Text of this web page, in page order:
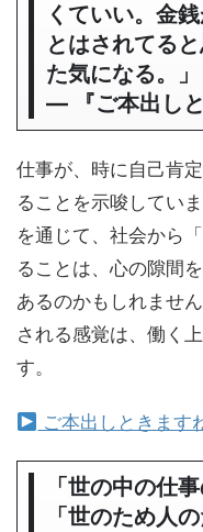
くていい。金
とはされてる
た気になる。」
― 『ご本出しと
仕事が、時に自己肯
ることを示唆してい
を通じて、社会から
ることは、心の隙間
あるのかもしれませ
される感覚は、働く
す。
ご本出しときます
「世の中の仕
「世のため人